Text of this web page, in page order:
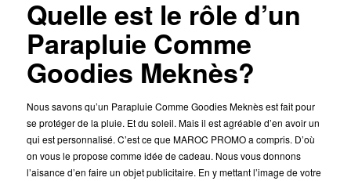
Quelle est le rôle d’un
Parapluie Comme
Goodies Meknès?
Nous savons qu’un Parapluie Comme Goodies Meknès est fait pour
se protéger de la pluie. Et du soleil. Mais il est agréable d’en avoir un
qui est personnalisé. C’est ce que MAROC PROMO a compris. D’où
on vous le propose comme idée de cadeau. Nous vous donnons
l’aisance d’en faire un objet publicitaire. En y mettant l’image de votre